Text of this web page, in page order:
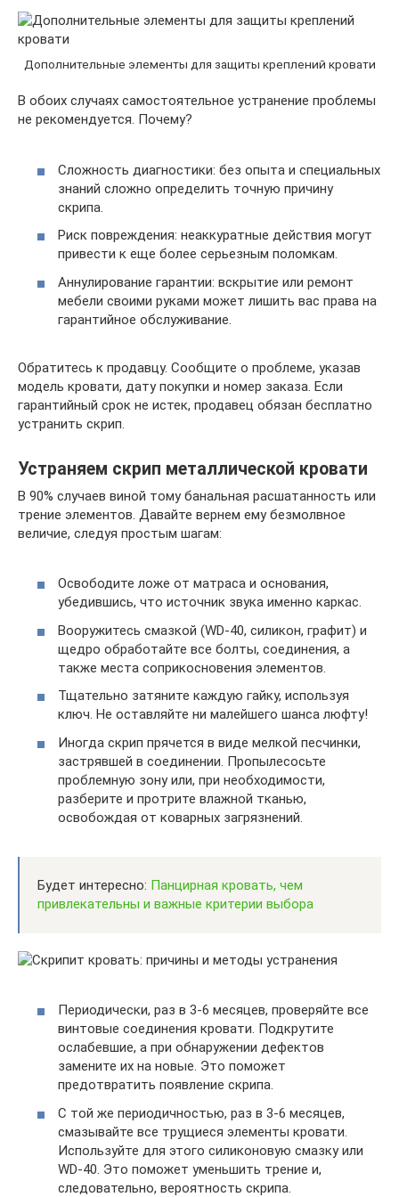
Дополнительные элементы для защиты креплений кровати
В обоих случаях самостоятельное устранение проблемы
не рекомендуется. Почему?
Сложность диагностики: без опыта и специальных
знаний сложно определить точную причину
скрипа.
Риск повреждения: неаккуратные действия могут
привести к еще более серьезным поломкам.
Аннулирование гарантии: вскрытие или ремонт
мебели своими руками может лишить вас права на
гарантийное обслуживание.
Обратитесь к продавцу. Сообщите о проблеме, указав
модель кровати, дату покупки и номер заказа. Если
гарантийный срок не истек, продавец обязан бесплатно
устранить скрип.
Устраняем скрип металлической кровати
В 90% случаев виной тому банальная расшатанность или
трение элементов. Давайте вернем ему безмолвное
величие, следуя простым шагам:
Освободите ложе от матраса и основания,
убедившись, что источник звука именно каркас.
Вооружитесь смазкой (WD-40, силикон, графит) и
щедро обработайте все болты, соединения, а
также места соприкосновения элементов.
Тщательно затяните каждую гайку, используя
ключ. Не оставляйте ни малейшего шанса люфту!
Иногда скрип прячется в виде мелкой песчинки,
застрявшей в соединении. Пропылесосьте
проблемную зону или, при необходимости,
разберите и протрите влажной тканью,
освобождая от коварных загрязнений.
Будет интересно: Панцирная кровать, чем
привлекательны и важные критерии выбора
Периодически, раз в 3-6 месяцев, проверяйте все
винтовые соединения кровати. Подкрутите
ослабевшие, а при обнаружении дефектов
замените их на новые. Это поможет
предотвратить появление скрипа.
С той же периодичностью, раз в 3-6 месяцев,
смазывайте все трущиеся элементы кровати.
Используйте для этого силиконовую смазку или
WD-40. Это поможет уменьшить трение и,
следовательно, вероятность скрипа.